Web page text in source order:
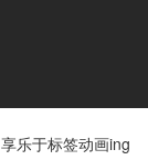
享乐于标签动画ing